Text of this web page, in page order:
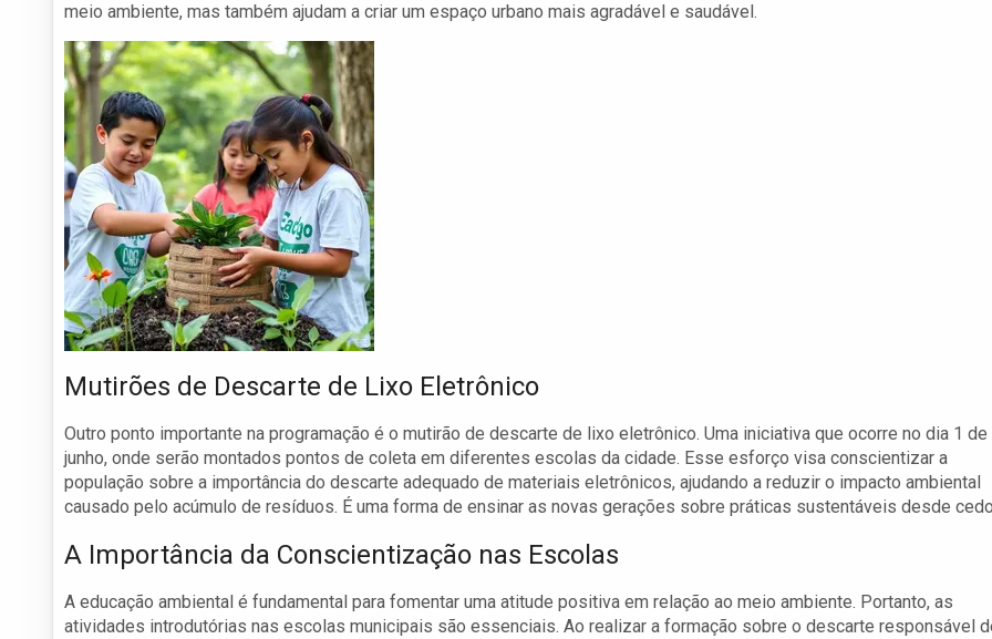
meio ambiente, mas também ajudam a criar um espaço urbano mais agradável e saudável.
Mutirões de Descarte de Lixo Eletrônico
Outro ponto importante na programação é o mutirão de descarte de lixo eletrônico. Uma iniciativa que ocorre no dia 1 de
junho, onde serão montados pontos de coleta em diferentes escolas da cidade. Esse esforço visa conscientizar a
população sobre a importância do descarte adequado de materiais eletrônicos, ajudando a reduzir o impacto ambiental
causado pelo acúmulo de resíduos. É uma forma de ensinar as novas gerações sobre práticas sustentáveis desde
A Importância da Conscientização nas Escolas
A educação ambiental é fundamental para fomentar uma atitude positiva em relação ao meio ambiente. Portanto, as
atividades introdutórias nas escolas municipais são essenciais. Ao realizar a formação sobre o descarte responsável